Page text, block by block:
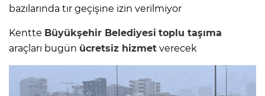
bazılarında tır geçişine izin verilmiyor
Kentte Büyükşehir Belediyesi toplu taşıma
araçları bugün ücretsiz hizmet verecek